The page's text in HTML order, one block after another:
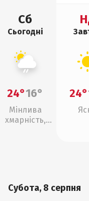
Сб
Сьогодні
24°16°
Мінлива
хмарність,
24°
Субота, 8 серпня